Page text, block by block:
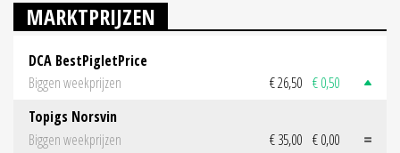
MARKTPRIJZEN
DCA BestPigletPrice
Biggen weekprijzen
€ 26,50 € 0,50
Topigs Norsvin
Biggen weekprijzen
€ 35,00 € 0,00